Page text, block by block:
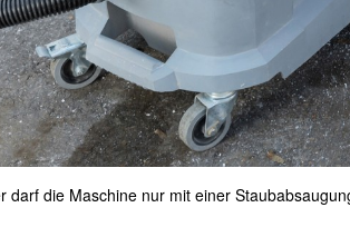
darf die Maschine nur mit einer